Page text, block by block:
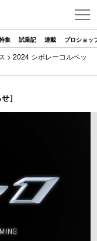
集 試乗記 連載 プロショッ
> 2024 シボレーコルベッ
］